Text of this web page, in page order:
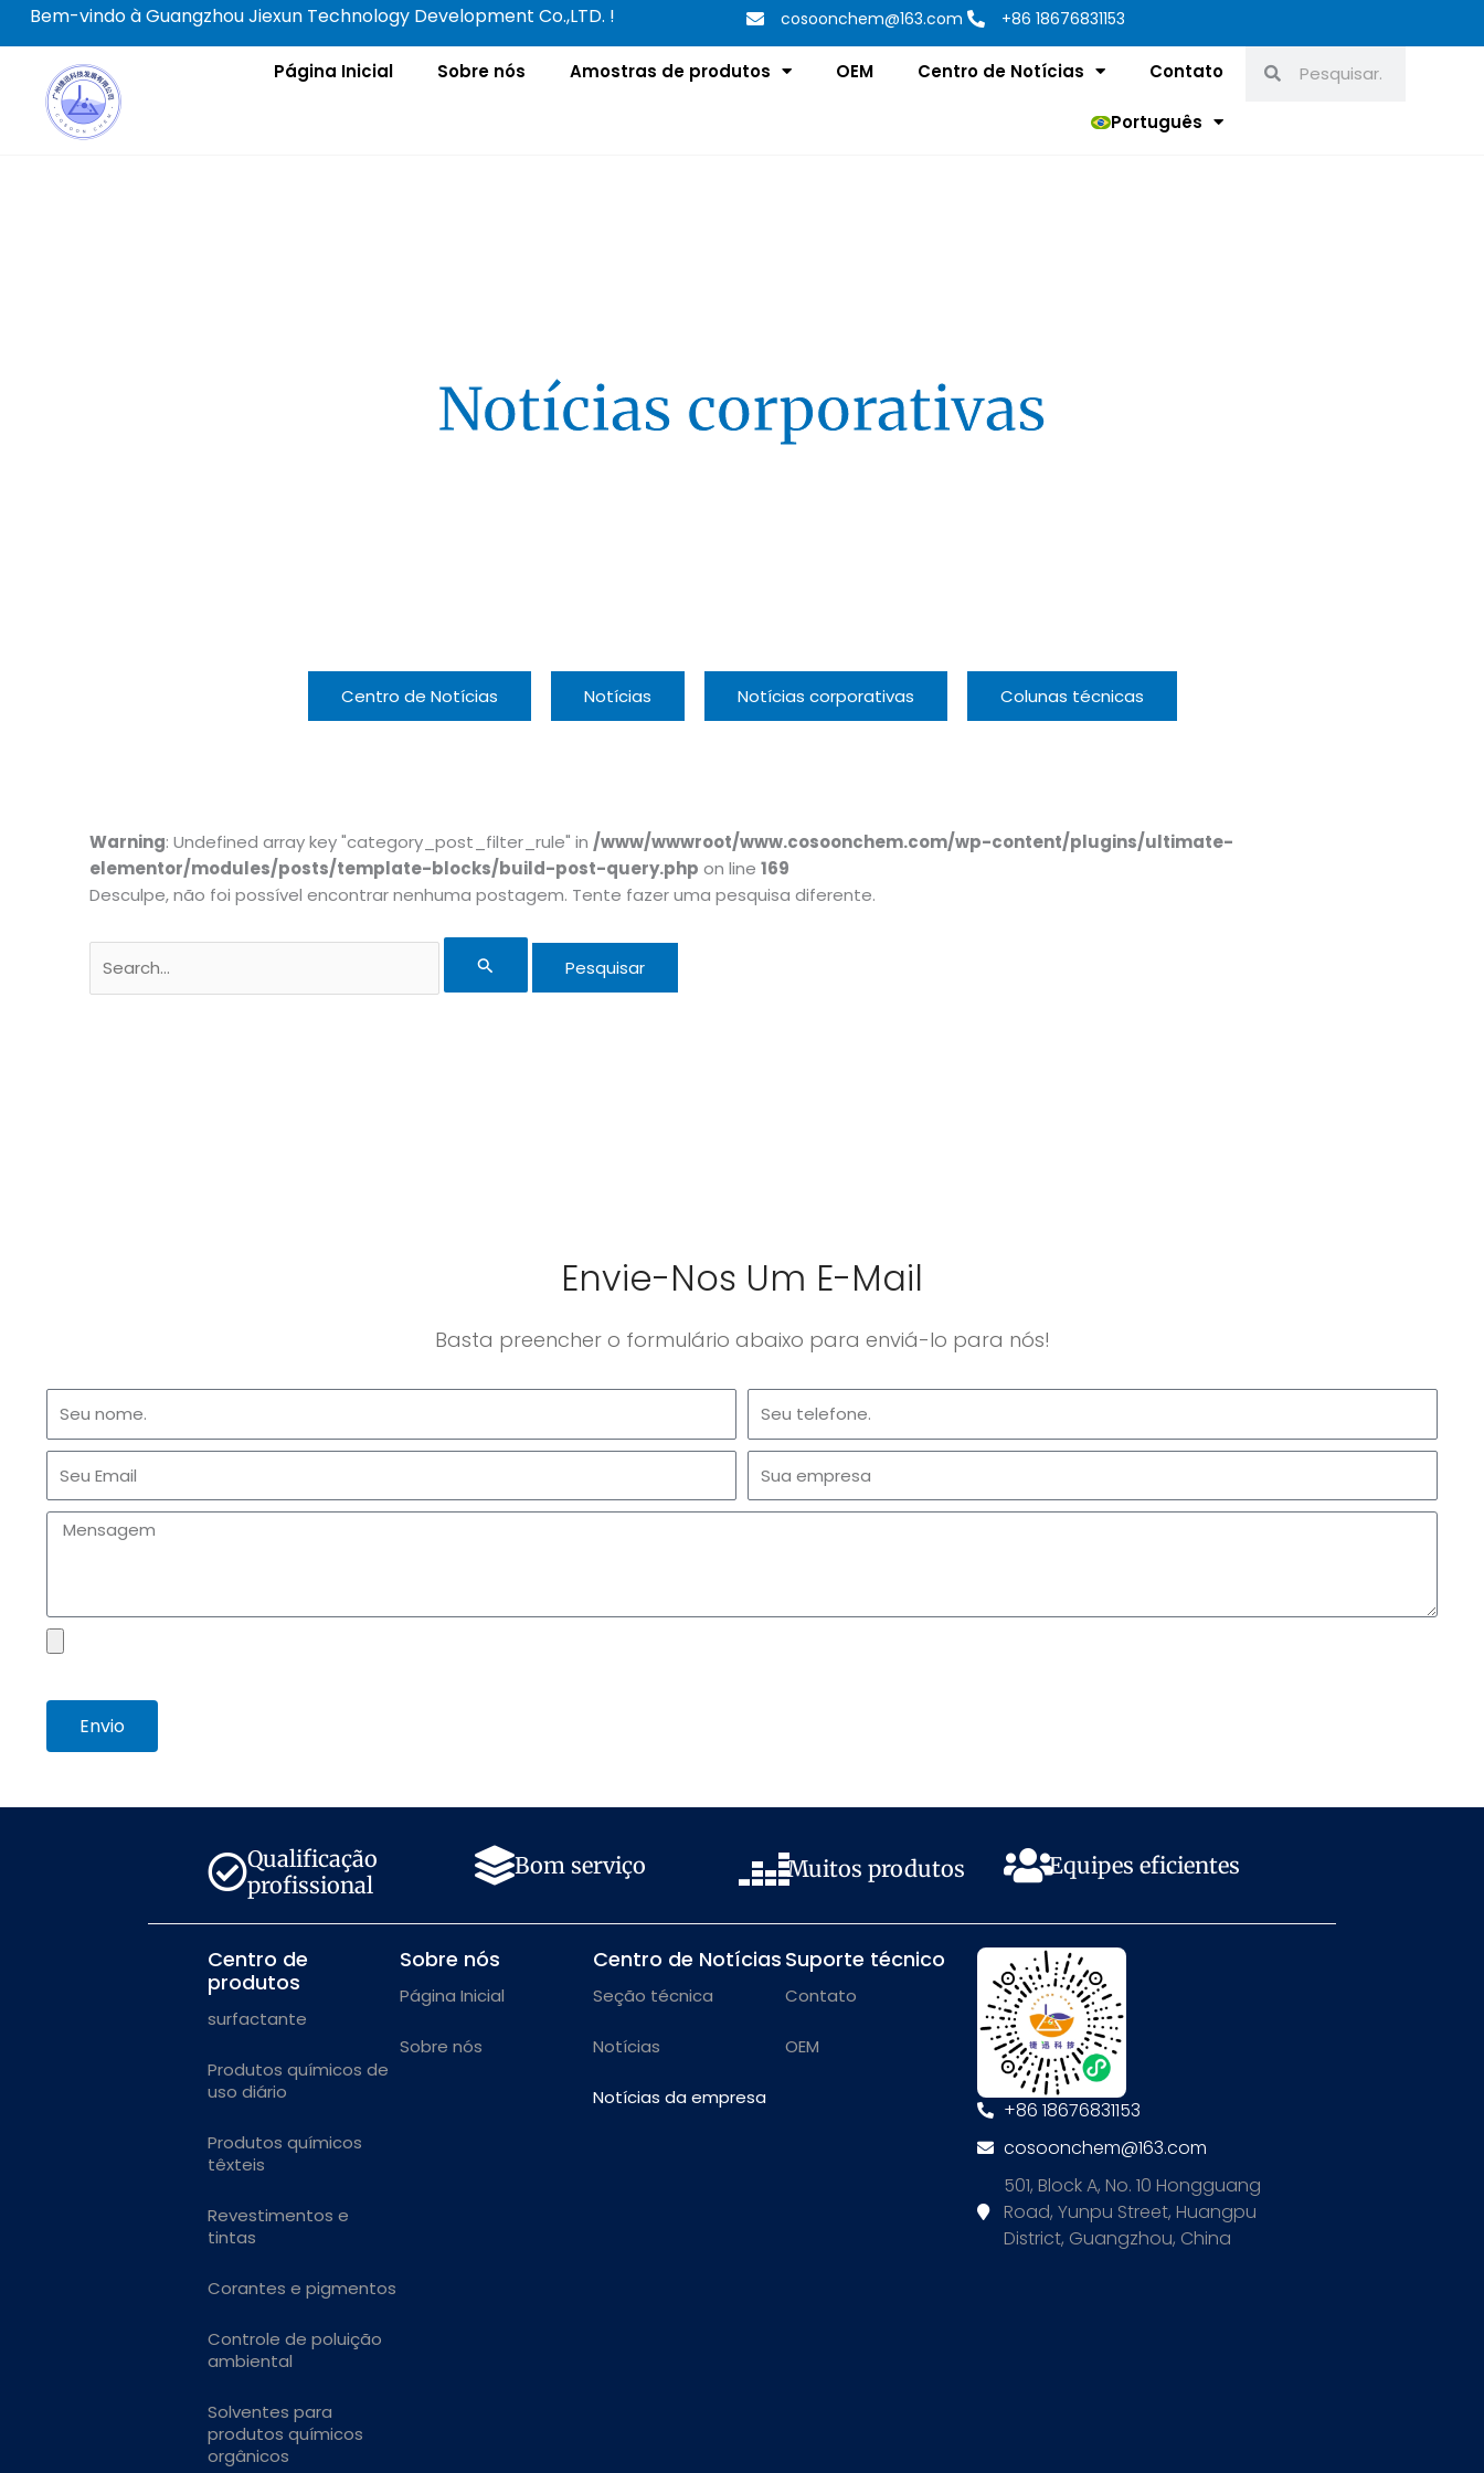
conteúdo
Bem-vindo à Guangzhou Jiexun Technology Development Co.,LTD. ! cosoonchem@163.com +86 18676831153
Página Inicial Sobre nós Amostras de produtos OEM Centro de Notícias Contato
Português
Notícias corporativas
Centro de Notícias Notícias Notícias corporativas Colunas técnicas
Warning: Undefined array key "category_post_filter_rule" in /www/wwwroot/www.cosoonchem.com/wp-content/plugins/ultimate-
elementor/modules/posts/template-blocks/build-post-query.php on line 169
Desculpe, não foi possível encontrar nenhuma postagem. Tente fazer uma pesquisa diferente.
por:
Envie-Nos Um E-Mail
Basta preencher o formulário abaixo para enviá-lo para nós!
Mensagem
Envio
Qualificação
profissional
Bom serviço Muitos produtos Equipes eficientes
Centro de
produtos
surfactante
Produtos químicos de
uso diário
Produtos químicos
têxteis
Revestimentos e
tintas
Corantes e pigmentos
Controle de poluição
ambiental
Solventes para
produtos químicos
orgânicos
Sobre nós
Página Inicial
Sobre nós
Centro de Notícias
Seção técnica
Notícias
Notícias da empresa
Suporte técnico
Contato
OEM
+86 18676831153
cosoonchem@163.com
501, Block A, No. 10 Hongguang
Road, Yunpu Street, Huangpu
District, Guangzhou, China